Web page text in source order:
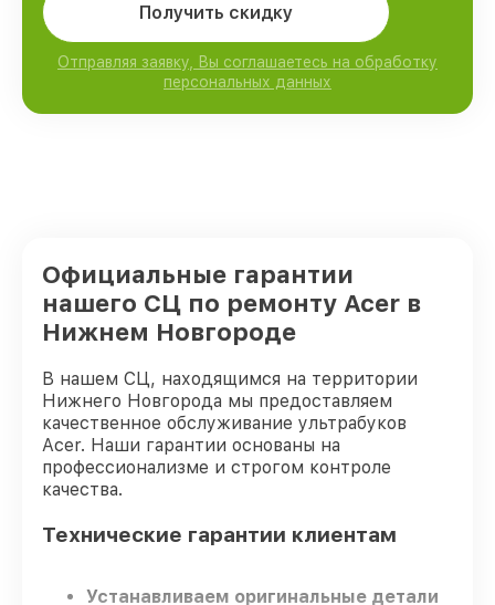
Получить скидку
Отправляя заявку, Вы соглашаетесь на обработку
персональных данных
Официальные гарантии
нашего СЦ по ремонту Acer в
Нижнем Новгороде
В нашем СЦ, находящимся на территории
Нижнего Новгорода мы предоставляем
качественное обслуживание ультрабуков
Acer. Наши гарантии основаны на
профессионализме и строгом контроле
качества.
Технические гарантии клиентам
Устанавливаем оригинальные детали